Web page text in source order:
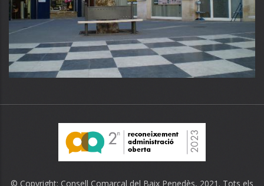
© Copyright: Consell Comarcal del Baix Penedès, 2021. Tots els